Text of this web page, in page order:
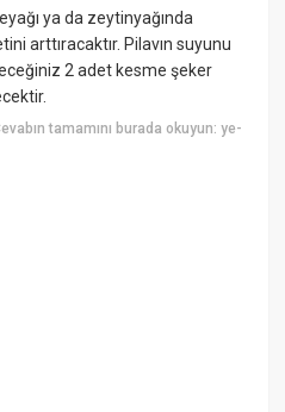
ya da zeytinyağında
arttıracaktır. Pilavın suyunu
2 adet kesme şeker
tamamını burada okuyun: ye-